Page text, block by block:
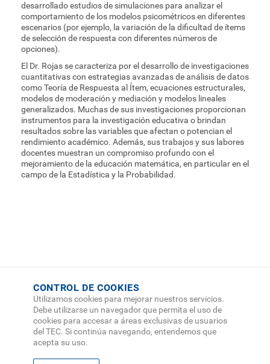
desarrollado estudios de simulaciones para analizar el
comportamiento de los modelos psicométricos en diferentes
escenarios (por ejemplo, la variación de la dificultad de ítems
de selección de respuesta con diferentes números de
opciones).
El Dr. Rojas se caracteriza por el desarrollo de investigaciones
cuantitativas con estrategias avanzadas de análisis de datos
como Teoría de Respuesta al Ítem, ecuaciones estructurales,
modelos de moderación y mediación y modelos lineales
generalizados. Muchas de sus investigaciones proporcionan
instrumentos para la investigación educativa o brindan
resultados sobre las variables que afectan o potencian el
rendimiento académico. Además, sus trabajos y sus labores
docentes muestran un compromiso profundo con el
mejoramiento de la educación matemática, en particular en el
campo de la Estadística y la Probabilidad.
CONTROL DE COOKIES
Utilizamos cookies para mejorar nuestros servicios.
Debe utilizarse un navegador que permita el uso de
cookies para accesar a áreas exclusivas de usuarios
del TEC. Si continúa navegando, entendemos que
acepta su uso.